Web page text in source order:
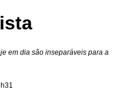
em dia são inseparáveis para a